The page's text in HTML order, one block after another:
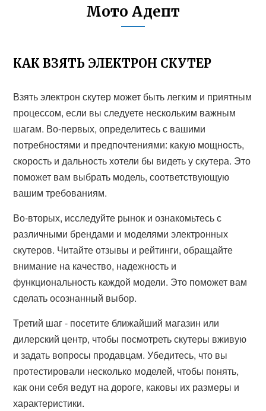
Мото Адепт
КАК ВЗЯТЬ ЭЛЕКТРОН СКУТЕР
Взять электрон скутер может быть легким и приятным
процессом, если вы следуете нескольким важным
шагам. Во-первых, определитесь с вашими
потребностями и предпочтениями: какую мощность,
скорость и дальность хотели бы видеть у скутера. Это
поможет вам выбрать модель, соответствующую
вашим требованиям.
Во-вторых, исследуйте рынок и ознакомьтесь с
различными брендами и моделями электронных
скутеров. Читайте отзывы и рейтинги, обращайте
внимание на качество, надежность и
функциональность каждой модели. Это поможет вам
сделать осознанный выбор.
Третий шаг - посетите ближайший магазин или
дилерский центр, чтобы посмотреть скутеры вживую
и задать вопросы продавцам. Убедитесь, что вы
протестировали несколько моделей, чтобы понять,
как они себя ведут на дороге, каковы их размеры и
характеристики.